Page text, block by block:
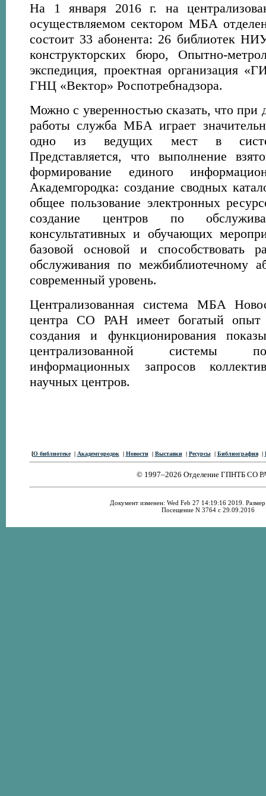
На 1 января 2016 г. на
осуществляемом сектором МБА
состоит 33 абонента: 26 библиотек
конструкторских бюро, Опытно-
экспедиция, проектная
ГНЦ «Вектор» Роспотребнадзора.
Можно с уверенностью сказать, что при
работы служба МБА играет
одно из ведущих мест в
Представляется, что выполнение
формирование единого
Академгородка: создание сводных
общее пользование электронных
создание центров по
консультативных и обучающих
базовой основой и способствовать
обслуживания по межбиблиотечному
современный уровень.
Централизованная система МБА
центра СО РАН имеет богатый
создания и функционирования
централизованной системы
информационных запросов
научных центров.
[О библиотеке| Академгородок| Новости| Выставки| Ресурсы| Библиография|
© 1997–2026 Отделение ГПНТБ СО
Документ изменен: Wed Feb 27 14:19:16 2019.
Посещение N 3764 с 29.09.2016